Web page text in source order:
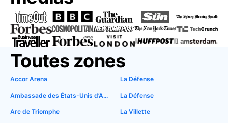
Toutes zones
Accor Arena
Ambassade des États-Unis d’Amérique
Arc de Triomphe
La Défense
La Défense
La Villette